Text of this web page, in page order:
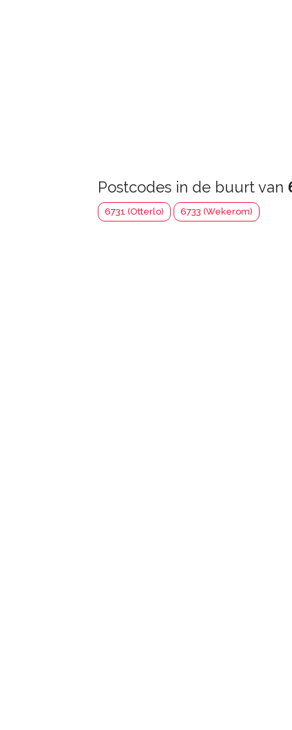
Postcodes in de buurt van
6731 (Otterlo) 6733 (Wekerom)